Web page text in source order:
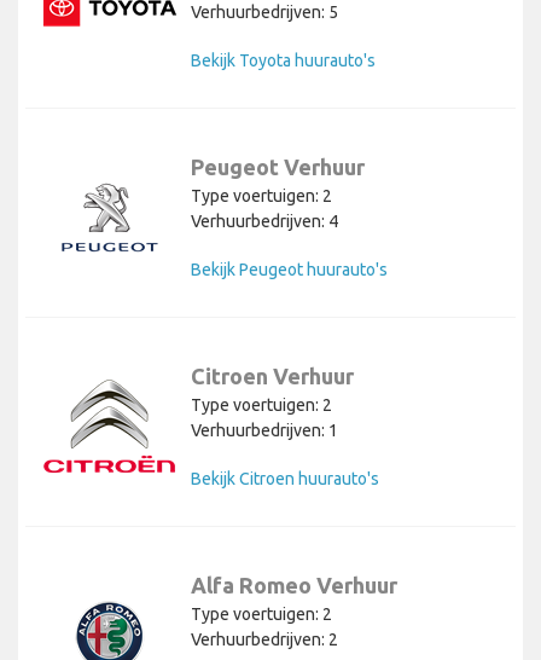
Verhuurbedrijven: 5
Bekijk Toyota huurauto's
Peugeot Verhuur
Type voertuigen: 2
Verhuurbedrijven: 4
Bekijk Peugeot huurauto's
Citroen Verhuur
Type voertuigen: 2
Verhuurbedrijven: 1
Bekijk Citroen huurauto's
Alfa Romeo Verhuur
Type voertuigen: 2
Verhuurbedrijven: 2